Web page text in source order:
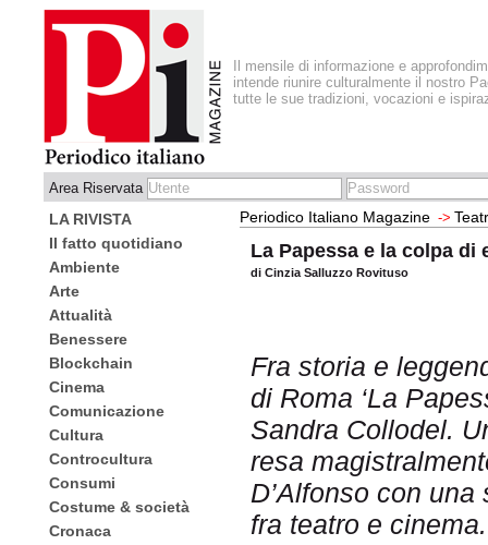
Il mensile di informazione e
intende riunire culturalmente il nostro
tutte le sue tradizioni, vocazioni e
Area Riservata
LA RIVISTA
Il fatto quotidiano
Ambiente
Arte
Attualità
Benessere
Blockchain
Cinema
Comunicazione
Cultura
Controcultura
Consumi
Costume & società
Cronaca
Periodico Italiano Magazine ->
La Papessa e la colpa di
di Cinzia Salluzzo Rovituso
Fra storia e
di Roma ‘La
Sandra Collodel.
resa
D’Alfonso con
fra teatro e cinema.